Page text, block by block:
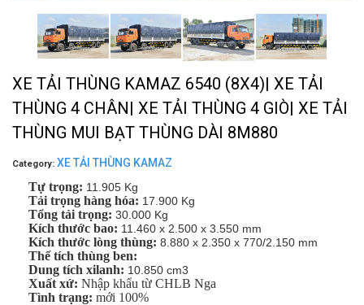
XE TẢI THÙNG KAMAZ 6540 (8X4)| XE TẢI
THÙNG 4 CHÂN| XE TẢI THÙNG 4 GIÒ| XE TẢI
THÙNG MUI BẠT THÙNG DÀI 8M880
Category: XE TẢI THÙNG KAMAZ
Tự trọng: 11.905 Kg
Tải trọng hàng hóa: 17.900 Kg
Tổng tải trọng: 30.000 Kg
Kích thước bao: 11.460 x 2.500 x 3.550 mm
Kích thước lòng thùng: 8.880 x 2.350 x 770/2.150 mm
Thể tích thùng ben:
Dung tích xilanh: 10.850 cm3
Xuất xứ: Nhập khẩu từ CHLB Nga
Tình trạng: mới 100%